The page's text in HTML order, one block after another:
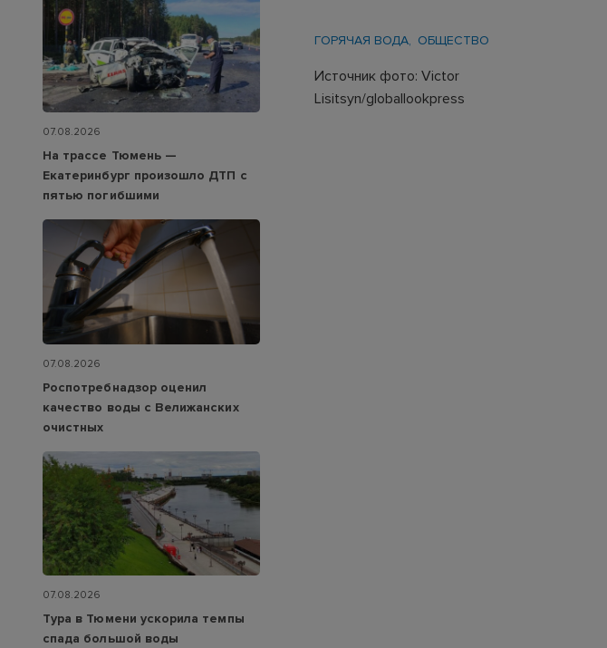
ГОРЯЧАЯ ВОДА
ОБЩЕСТВО
Источник фото: Victor
Lisitsyn/globallookpress
07.08.2026
На трассе Тюмень —
Екатеринбург произошло ДТП с
пятью погибшими
07.08.2026
Роспотребнадзор оценил
качество воды с Велижанских
очистных
07.08.2026
Тура в Тюмени ускорила темпы
спада большой воды